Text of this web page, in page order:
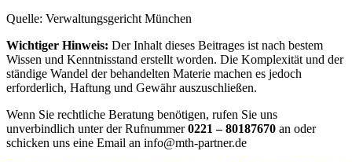
Quelle: Verwaltungsgericht München
Wichtiger Hinweis: Der Inhalt dieses Beitrages ist nach bestem
Wissen und Kenntnisstand erstellt worden. Die Komplexität und der
ständige Wandel der behandelten Materie machen es jedoch
erforderlich, Haftung und Gewähr auszuschließen.
Wenn Sie rechtliche Beratung benötigen, rufen Sie uns
unverbindlich unter der Rufnummer0221 – 80187670 an oder
schicken uns eine Email an info@mth-partner.de